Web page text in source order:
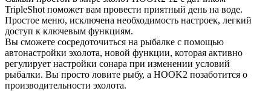
TripleShot поможет вам провести приятный день на воде.
Простое меню, исключена необходимость настроек, легкий
доступ к ключевым функциям.
Вы сможете сосредоточиться на рыбалке с помощью
автонастройки эхолота, новой функции, которая активно
регулирует настройки сонара при изменении условий
рыбалки. Вы просто ловите рыбу, а HOOK2 позаботится о
производительности эхолота.